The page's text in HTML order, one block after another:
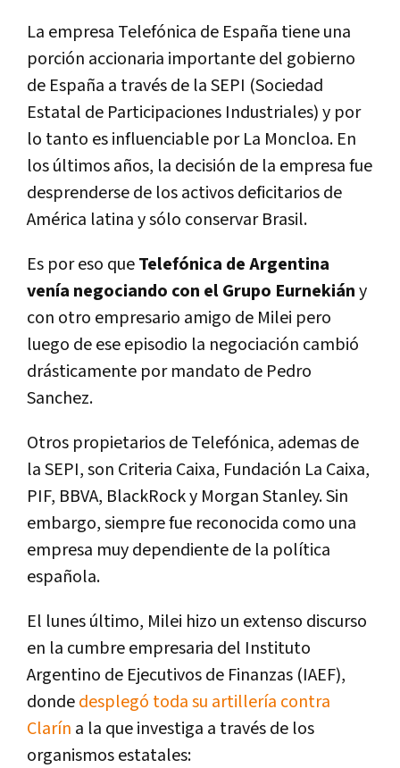
La empresa Telefónica de España tiene una
porción accionaria importante del gobierno
de España a través de la SEPI (Sociedad
Estatal de Participaciones Industriales) y por
lo tanto es influenciable por La Moncloa. En
los últimos años, la decisión de la empresa fue
desprenderse de los activos deficitarios de
América latina y sólo conservar Brasil.
Es por eso queTelefónica de Argentina
venía negociando con el Grupo Eurnekiány
con otro empresario amigo de Milei pero
luego de ese episodio la negociación cambió
drásticamente por mandato de Pedro
Sanchez.
Otros propietarios de Telefónica, ademas de
la SEPI, son Criteria Caixa, Fundación La Caixa,
PIF, BBVA, BlackRock y Morgan Stanley. Sin
embargo, siempre fue reconocida como una
empresa muy dependiente de la política
española.
El lunes último, Milei hizo un extenso discurso
en la cumbre empresaria del Instituto
Argentino de Ejecutivos de Finanzas (IAEF),
dondedesplegó toda su artillería contra
Clarín a la que investiga a través de los
organismos estatales: